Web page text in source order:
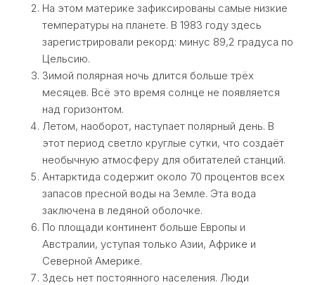
На этом материке зафиксированы самые низкие
температуры на планете. В 1983 году здесь
зарегистрировали рекорд: минус 89,2 градуса по
Цельсию.
Зимой полярная ночь длится больше трёх
месяцев. Всё это время солнце не появляется
над горизонтом.
Летом, наоборот, наступает полярный день. В
этот период светло круглые сутки, что создаёт
необычную атмосферу для обитателей станций.
Антарктида содержит около 70 процентов всех
запасов пресной воды на Земле. Эта вода
заключена в ледяной оболочке.
По площади континент больше Европы и
Австралии, уступая только Азии, Африке и
Северной Америке.
Здесь нет постоянного населения. Люди